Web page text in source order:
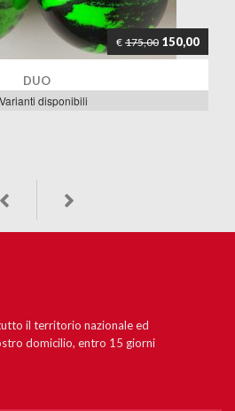
€ 175,00 150,00
DUO
disponibili
il territorio nazionale ed
domicilio, entro 15 giorni